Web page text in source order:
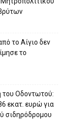
το Αίγιο δεν
το
του Οδοντωτού:
εκατ. ευρώ για
σιδηρόδρομου